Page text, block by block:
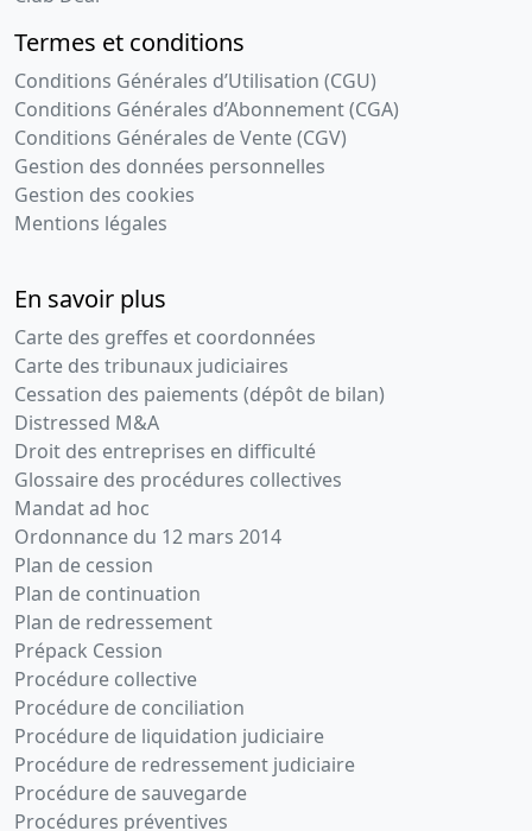
Termes et conditions
Conditions Générales d’Utilisation (CGU)
Conditions Générales d’Abonnement (CGA)
Conditions Générales de Vente (CGV)
Gestion des données personnelles
Gestion des cookies
Mentions légales
En savoir plus
Carte des greffes et coordonnées
Carte des tribunaux judiciaires
Cessation des paiements (dépôt de bilan)
Distressed M&A
Droit des entreprises en difficulté
Glossaire des procédures collectives
Mandat ad hoc
Ordonnance du 12 mars 2014
Plan de cession
Plan de continuation
Plan de redressement
Prépack Cession
Procédure collective
Procédure de conciliation
Procédure de liquidation judiciaire
Procédure de redressement judiciaire
Procédure de sauvegarde
Procédures préventives